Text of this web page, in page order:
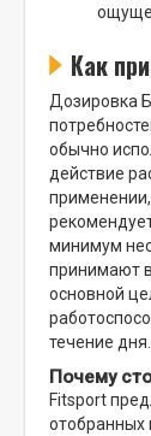
Как
Дозировка
обычно
действие
минимум
принимают
основной
течение дня.
Почему
Fitsport
отобранных